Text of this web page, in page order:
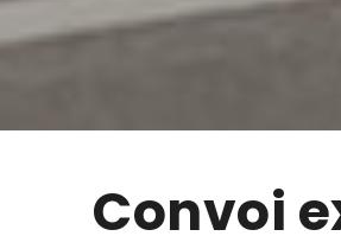
Convoi